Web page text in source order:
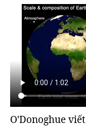
O'Donoghue